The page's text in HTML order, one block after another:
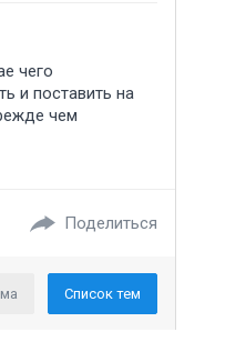
чего
и поставить на
чем
Поделиться
Список тем